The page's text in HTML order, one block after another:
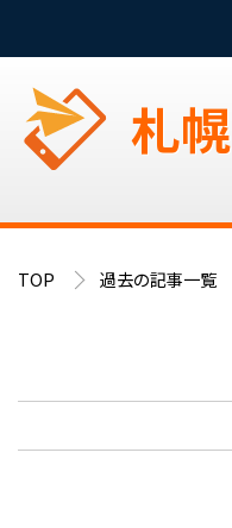
札幌
TOP 過去の記事一覧